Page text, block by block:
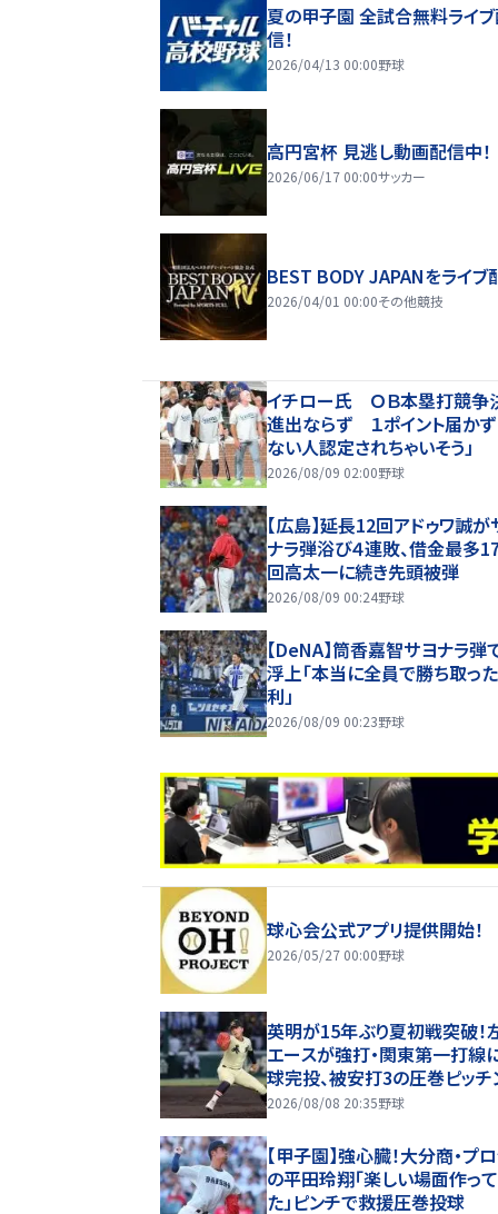
夏の甲子園 全試合無料ライ
信！
2026/04/13 00:00野球
高円宮杯 見逃し動画配信中！
2026/06/17 00:00サッカー
BEST BODY JAPANをライブ
2026/04/01 00:00その他競技
イチロー氏 ＯＢ本塁打競争
進出ならず １ポイント届かず
ない人認定されちゃいそう」
2026/08/09 02:00野球
【広島】延長12回アドゥワ誠が
ナラ弾浴び４連敗、借金最多
回高太一に続き先頭被弾
2026/08/09 00:24野球
【DeNA】筒香嘉智サヨナラ弾
浮上「本当に全員で勝ち取っ
利」
2026/08/09 00:23野球
球心会公式アプリ提供開始！
2026/05/27 00:00野球
英明が15年ぶり夏初戦突破！
エースが強打・関東第一打線
球完投、被安打3の圧巻ピッチ
【26年夏甲子園】
2026/08/08 20:35野球
【甲子園】強心臓！大分商・プ
の平田玲翔「楽しい場面作っ
た」ピンチで救援圧巻投球